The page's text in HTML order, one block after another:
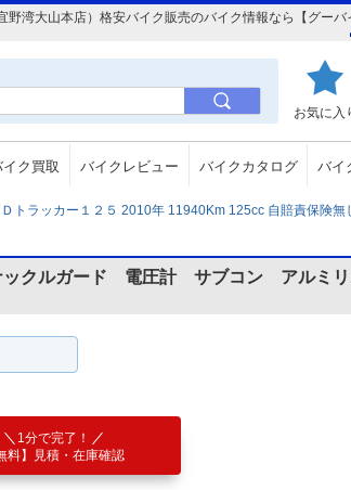
湾大山本店）格安バイク販売のバイク情報なら【グーバ
お気に入
イク買取 バイクレビュー バイクカタログ バイ
トラッカー１２５ 2010年 11940Km 125cc 自賠責保険無
ックルガード 電圧計 サブコン アルミ
1分で完了！
料】見積・在庫確認